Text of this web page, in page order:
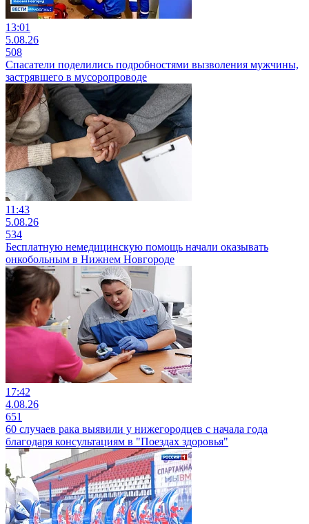
13:01
5.08.26
508
Спасатели поделились подробностями вызволения мужчины,
застрявшего в мусоропроводе
11:43
5.08.26
534
Бесплатную немедицинскую помощь начали оказывать
онкобольным в Нижнем Новгороде
17:42
4.08.26
651
60 случаев рака выявили у нижегородцев с начала года
благодаря консультациям в "Поездах здоровья"